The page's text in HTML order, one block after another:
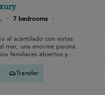
· 7 bedrooms ·
al acantilado con vistas
mar, una enorme piscina
familiares abiertos y
para una
Transfer